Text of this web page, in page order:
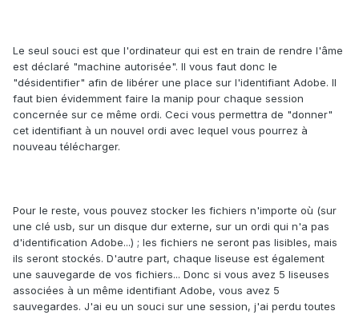
Le seul souci est que l'ordinateur qui est en train de rendre l'âme
est déclaré "machine autorisée". Il vous faut donc le
"désidentifier" afin de libérer une place sur l'identifiant Adobe. Il
faut bien évidemment faire la manip pour chaque session
concernée sur ce même ordi. Ceci vous permettra de "donner"
cet identifiant à un nouvel ordi avec lequel vous pourrez à
nouveau télécharger.
Pour le reste, vous pouvez stocker les fichiers n'importe où (sur
une clé usb, sur un disque dur externe, sur un ordi qui n'a pas
d'identification Adobe...) ; les fichiers ne seront pas lisibles, mais
ils seront stockés. D'autre part, chaque liseuse est également
une sauvegarde de vos fichiers... Donc si vous avez 5 liseuses
associées à un même identifiant Adobe, vous avez 5
sauvegardes. J'ai eu un souci sur une session, j'ai perdu toutes